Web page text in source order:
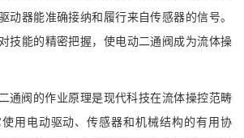
动器能准确接纳和履行来自传感器的信号。
技能的精密把握，使电动二通阀成为流体操
阀的作业原理是现代科技在流体操控范畴
用电动驱动、传感器和机械结构的有用协